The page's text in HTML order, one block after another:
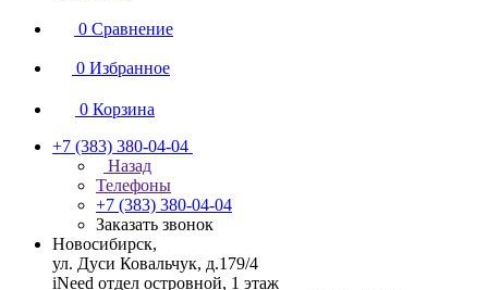
0 Сравнение
0 Избранное
0 Корзина
+7 (383) 380-04-04
Назад
Телефоны
+7 (383) 380-04-04
Заказать звонок
Новосибирск,
ул. Дуси Ковальчук, д.179/4
iNeed отдел островной, 1 этаж